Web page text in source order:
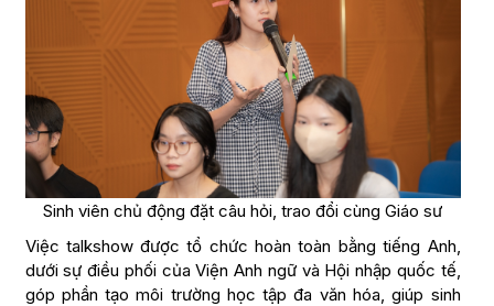
Sinh viên chủ động đặt câu hỏi, trao đổi cùng Giáo sư
Việc talkshow được tổ chức hoàn toàn bằng tiếng Anh,
dưới sự điều phối của Viện Anh ngữ và Hội nhập quốc tế,
góp phần tạo môi trường học tập đa văn hóa, giúp sinh